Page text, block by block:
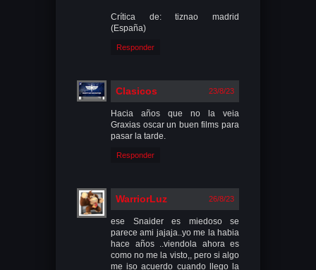
Crítica de: tiznao madrid
(España)
Responder
Clasicos 23/8/23
Hacia años que no la veia
Graxias oscar un buen films para
pasar la tarde.
Responder
WarriorLuz 26/8/23
ese Snaider es miedoso se
parece ami jajaja..yo me la habia
hace años ..viendola ahora es
como no me la visto,, pero si algo
me iso acuerdo cuando llego la